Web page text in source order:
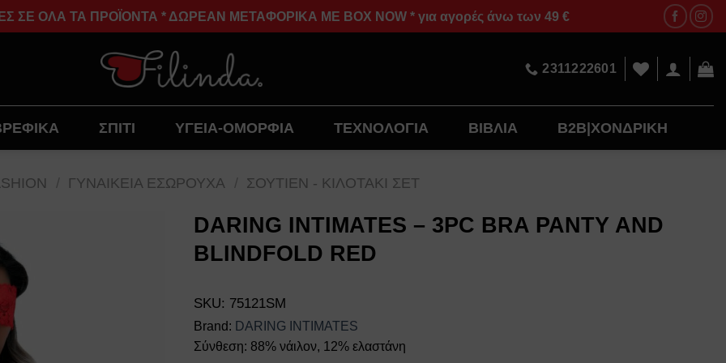
ΟΛΑ ΤΑ ΠΡΟΪΟΝΤΑ * ΔΩΡΕΑΝ ΜΕΤΑΦΟΡΙΚΑ ΜΕ BOX NOW * για αγορές άνω των 49 €
2311222601
ΣΠΙΤΙ ΥΓΕΙΑ-ΟΜΟΡΦΙΑ ΤΕΧΝΟΛΟΓΙΑ ΒΙΒΛΙΑ B2B|ΧΟΝΔΡΙΚΗ
/ ΓΥΝΑΙΚΕΙΑ ΕΣΩΡΟΥΧΑ / ΣΟΥΤΙΕΝ - ΚΙΛΟΤΑΚΙ ΣΕΤ
DARING INTIMATES – 3PC BRA PANTY AND
BLINDFOLD RED
SKU: 75121SM
Brand: DARING INTIMATES
Σύνθεση: 88% νάιλον, 12% ελαστάνη